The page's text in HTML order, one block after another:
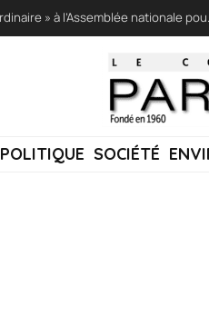
LFI réclame
POLITIQUE SOCIÉTÉ